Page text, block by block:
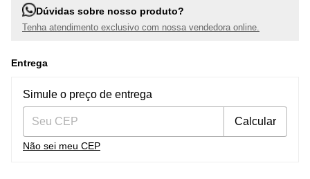
Dúvidas sobre nosso produto?
Tenha atendimento exclusivo com nossa vendedora online.
Entrega
Entregas para o CEP:
Simule o preço de entrega
Calcular
Não sei meu CEP